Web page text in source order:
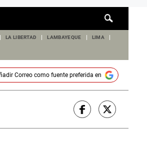
de
LA LIBERTAD LAMBAYEQUE LIMA
Correocomo fuente preferida en